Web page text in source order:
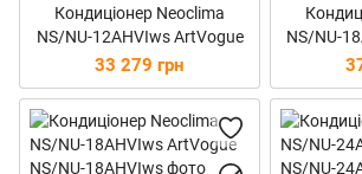
Кондиціонер Neoclima
NS/NU-12AHVIws ArtVogue
33 279 грн
NS/NU-